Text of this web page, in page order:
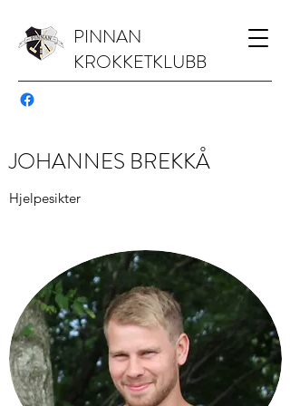
PINNAN
KROKKETKLUBB
JOHANNES BREKKÅ
Hjelpesikter